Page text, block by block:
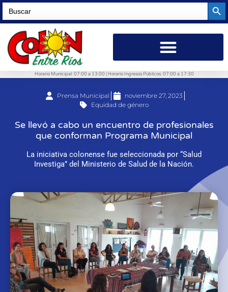
Search
for:
Horario Municipal: 07:00 a 13:00 | Horario Ingresos Públicos: 07:00 a 17:30
Prensa Municipal
noviembre 27, 2023
Equidad de género
Se llevó a cabo un encuentro de profesionales
que conforman Programa Municipal
La iniciativa colonense fue seleccionada por “Salud
Investiga” del Ministerio de Salud de la Nación.